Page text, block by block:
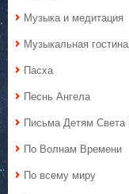
Музыка и медитация
Музыкальная
Пасха
Песнь Ангела
Письма Детям Света
По Волнам Времени
По всему миру